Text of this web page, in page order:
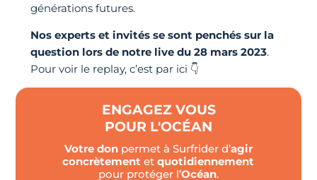
générations futures.
Nos experts et invités se sont penchés sur la
question lors de notre live du 28 mars 2023.
Pour voir le replay, c’est par ici 👇
ENGAGEZ VOUS
POUR L'OCÉAN
Votre donpermet à Surfrider d’agir
concrètement etquotidiennement
pour protéger l’Océan.